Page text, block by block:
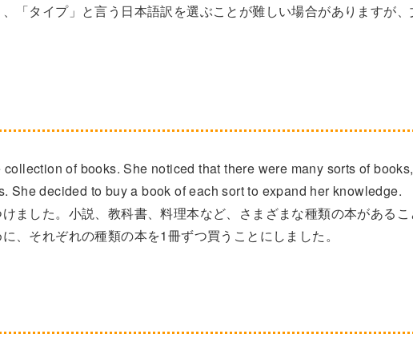
「タイプ」と言う日本語訳を選ぶことが難しい場合がありますが、
of books. She noticed that there were many sorts of books,
She decided to buy a book of each sort to expand her knowledge.
ました。小説、教科書、料理本など、さまざまな種類の本があるこ
、それぞれの種類の本を1冊ずつ買うことにしました。